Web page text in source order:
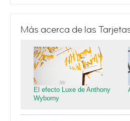
Más acerca de las
El efecto Luxe de Anthony
Wyborny